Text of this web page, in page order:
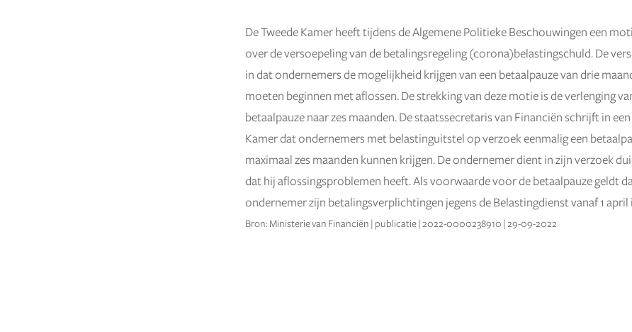
De Tweede Kamer heeft tijdens de Algemene Politieke Beschouwingen een
over de versoepeling van de betalingsregeling (corona)belastingschuld. De
in dat ondernemers de mogelijkheid krijgen van een betaalpauze van drie
moeten beginnen met aflossen. De strekking van deze motie is de verlenging
betaalpauze naar zes maanden. De staatssecretaris van Financiën schrijft in
Kamer dat ondernemers met belastinguitstel op verzoek eenmalig een
maximaal zes maanden kunnen krijgen. De ondernemer dient in zijn verzoek
dat hij aflossingsproblemen heeft. Als voorwaarde voor de betaalpauze geldt
ondernemer zijn betalingsverplichtingen jegens de Belastingdienst vanaf 1 april
Bron: Ministerie van Financiën | publicatie | 2022-0000238910 | 29-09-2022